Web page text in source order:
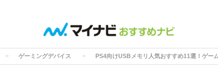
ゲーミングデバイス PS4向けUSBメモリ人気おすすめ11選！ゲー